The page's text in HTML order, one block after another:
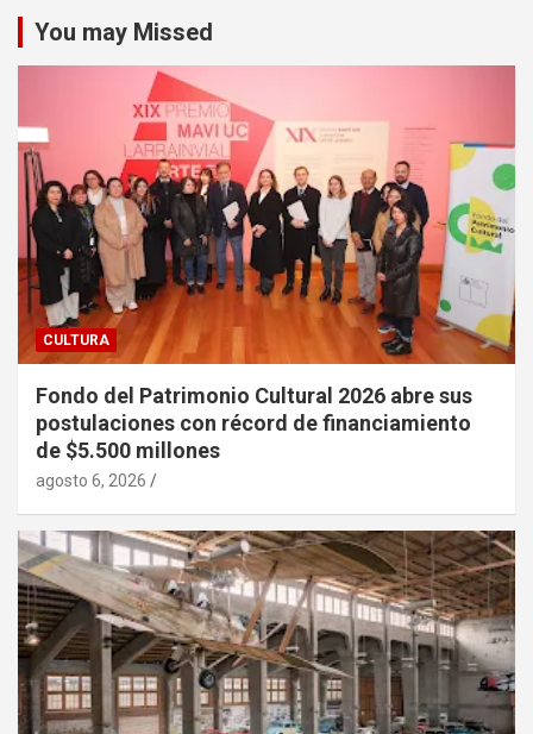
You may Missed
CULTURA
Fondo del Patrimonio Cultural 2026 abre sus
postulaciones con récord de financiamiento
de $5.500 millones
agosto 6, 2026